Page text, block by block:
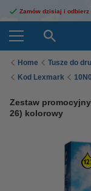
Zamów dzisiaj i odbierz
Home Tusze do
Kod Lexmark
Zestaw
26) kolorowy